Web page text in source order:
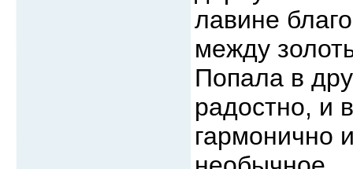
лавине
между
Попала в
радостно, и
гармонично